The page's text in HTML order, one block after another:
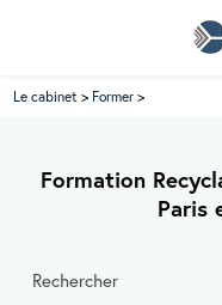
Le cabinet > Former>
Formation
Paris
Rechercher